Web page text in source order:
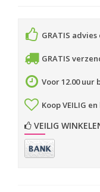
GRATIS
GRATIS
Voor 12.00
Koop VEILIG
VEILIG